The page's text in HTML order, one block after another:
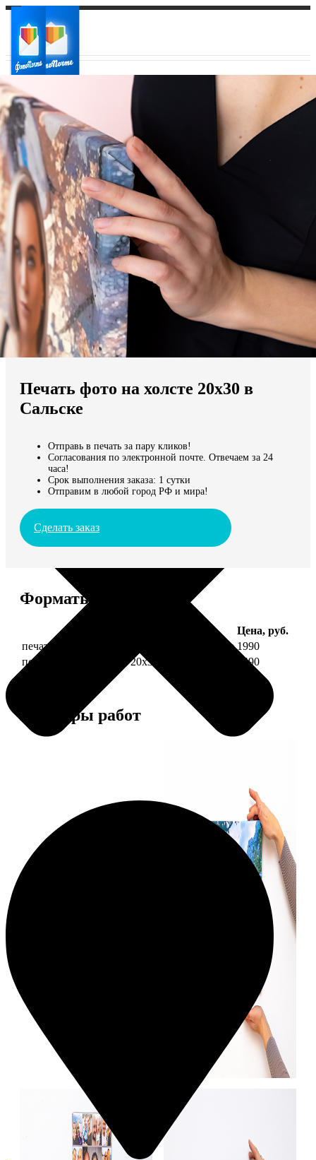
Ваш город:
Ваш регион доставки
Выберите из списка:
Мы доставляем по всему миру
Продолжить без города
Печать фото на холсте 20х30 в
Сальске
Отправь в печать за пару кликов!
Согласования по электронной почте. Отвечаем за 24
часа!
Срок выполнения заказа: 1 сутки
Отправим в любой город РФ и мира!
Сделать заказ
Форматы и цены
Цена, руб.
печать фото на холсте 20х30 на подрамнике 1990
печать фото на холсте 20х30 в раме
4490
Примеры работ